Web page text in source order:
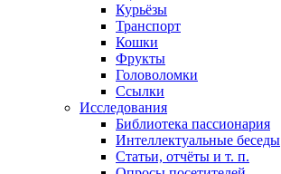
Курьёзы
Транспорт
Кошки
Фрукты
Головоломки
Ссылки
Исследования
Библиотека пассионария
Интеллектуальные беседы
Статьи, отчёты и т. п.